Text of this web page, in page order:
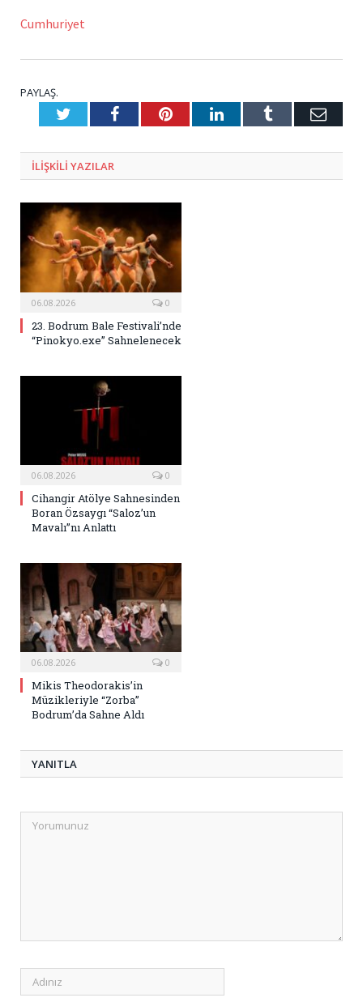
Cumhuriyet
PAYLAŞ.
TwitterFacebookPinterestLinkedInTumblr E-
ILIŞKILI YAZILAR
06.08.2026 0
23. Bodrum Bale Festivali’nde
“Pinokyo.exe” Sahnelenecek
06.08.2026 0
Cihangir Atölye Sahnesinden
Boran Özsaygı “Saloz’un
Mavalı”nı Anlattı
06.08.2026 0
Mikis Theodorakis’in
Müzikleriyle “Zorba”
Bodrum’da Sahne Aldı
YANITLA